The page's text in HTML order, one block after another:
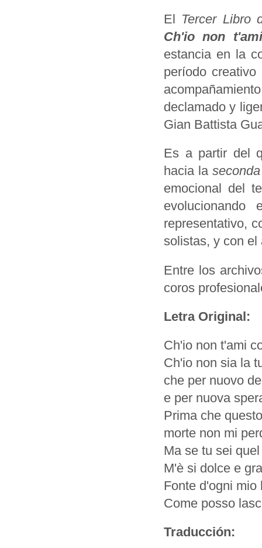
El Tercer Libro
Ch'io non
estancia en la
período
declamado y
Gian Battista
Es a partir del
hacia la
emocional del
representativo,
solistas, y con el
Entre los
coros
Letra Original:
Ch'io non t'ami
Ch'io non sia la
che per nuovo
e per nuova
Prima che
morte non mi
Ma se tu sei
M'è si dolce e
Fonte d'ogni mio
Come posso
Traducción: